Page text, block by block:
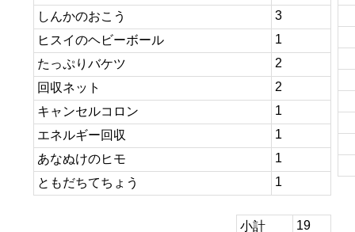
しんかのおこう
3
ヒスイのヘビーボール
1
たっぷりバケツ
2
回収ネット
2
キャンセルコロン
1
エネルギー回収
1
あなぬけのヒモ
1
ともだちてちょう
1
小計 19